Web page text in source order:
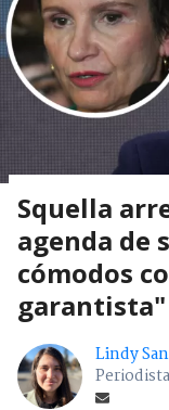
Squella
agenda de
cómodos
garantista"
Lindy